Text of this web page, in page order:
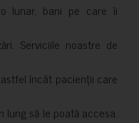
lunar, bani pe care îi
Serviciile noastre de
încât pacienții care
să le poată accesa.